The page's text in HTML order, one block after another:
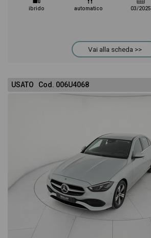
ibrido automatico 03/2025
Vai alla scheda >>
USATO Cod. 006U4068